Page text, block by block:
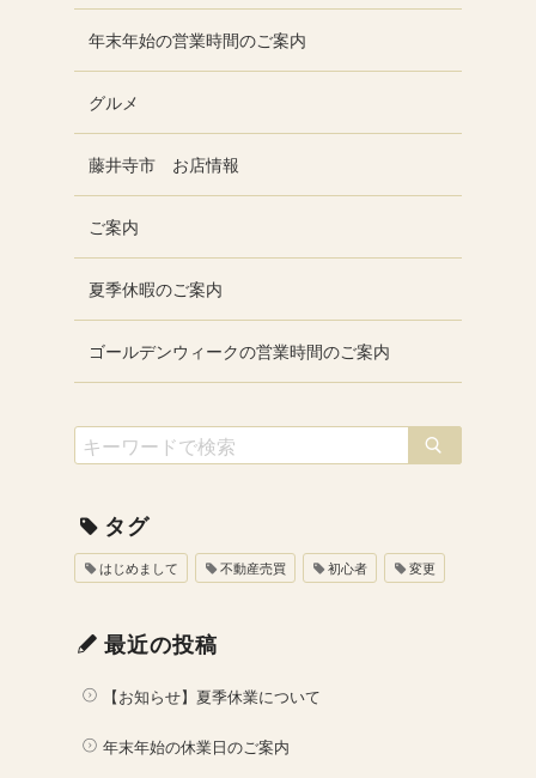
年末年始の営業時間のご案内
グルメ
藤井寺市 お店情報
ご案内
夏季休暇のご案内
ゴールデンウィークの営業時間のご案内
タグ
はじめまして 不動産売買 初心者 変更
最近の投稿
【お知らせ】夏季休業について
年末年始の休業日のご案内